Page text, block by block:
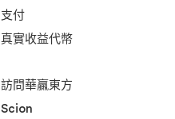
支付
真實收益代幣
訪問華贏東方
Scion